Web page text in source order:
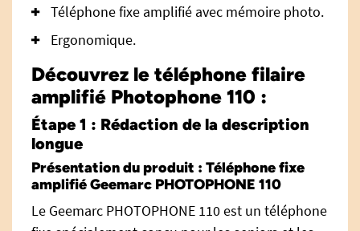
Téléphone fixe amplifié avec mémoire photo.
Ergonomique.
Découvrez le téléphone filaire
amplifié Photophone 110 :
Étape 1 : Rédaction de la description
longue
Présentation du produit : Téléphone fixe
amplifié Geemarc PHOTOPHONE 110
Le Geemarc PHOTOPHONE 110 est un téléphone